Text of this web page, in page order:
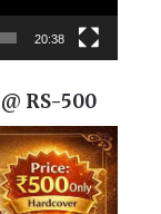
20:38
RS-500